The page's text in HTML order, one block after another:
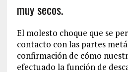
muy secos.
El molesto choque que se
contacto con las partes
confirmación de cómo
efectuado la función de